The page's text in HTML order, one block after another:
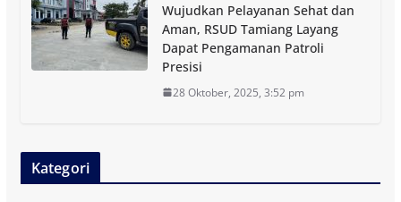
Wujudkan Pelayanan Sehat dan
Aman, RSUD Tamiang Layang
Dapat Pengamanan Patroli
Presisi
28 Oktober, 2025, 3:52 pm
Kategori